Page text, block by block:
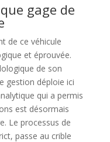
gage de
de ce véhicule
et éprouvée.
de son
gestion déploie ici
qui a permis
est désormais
Le processus de
passe au crible